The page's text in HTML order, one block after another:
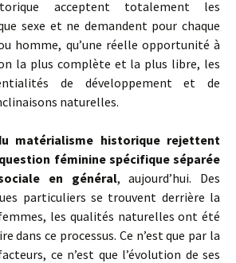
acceptent totalement les
sexe et ne demandent pour chaque
homme, qu’une réelle opportunité à
la plus complète et la plus libre, les
de développement et de
naturelles.
matérialisme historique rejettent
féminine spécifique séparée
en général, aujourd’hui. Des
particuliers se trouvent derrière la
les qualités naturelles ont été
dans ce processus. Ce n’est que par la
ce n’est que l’évolution de ses